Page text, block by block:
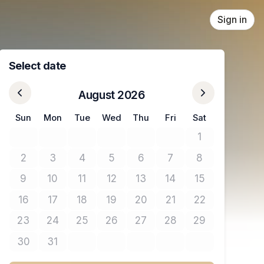
Sign in
Select date
August 2026
Sun Mon Tue Wed Thu Fri Sat
1No tickets
2No tickets available
3No tickets available
4No tickets available
5No tickets available
6No tickets available
7No tickets available
8No tickets
9No tickets available
10No tickets available
11No tickets available
12No tickets available
13No tickets available
14No tickets available
15No tickets
16No tickets available
17No tickets available
18No tickets available
19No tickets available
20No tickets available
21No tickets available
22No tickets
23No tickets available
24No tickets available
25No tickets available
26No tickets available
27No tickets available
28No tickets available
29No tickets
30No tickets available
31No tickets available